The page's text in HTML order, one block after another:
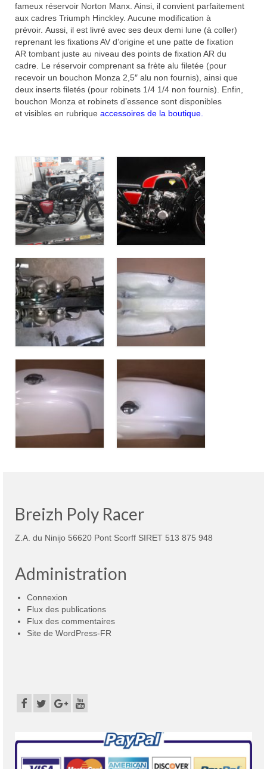
fameux réservoir Norton Manx. Ainsi, il convient parfaitement
aux cadres Triumph Hinckley. Aucune modification à
prévoir. Aussi, il est livré avec ses deux demi lune (à coller)
reprenant les fixations AV d’origine et une patte de fixation
AR tombant juste au niveau des points de fixation AR du
cadre. Le réservoir comprenant sa frète alu filetée (pour
recevoir un bouchon Monza 2,5″ alu non fournis), ainsi que
deux inserts filetés (pour robinets 1/4 1/4 non fournis). Enfin,
bouchon Monza et robinets d’essence sont disponibles
et visibles en rubrique accessoires de la boutique.
Breizh Poly Racer
Z.A. du Ninijo 56620 Pont Scorff SIRET 513 875 948
Administration
Connexion
Flux des publications
Flux des commentaires
Site de WordPress-FR